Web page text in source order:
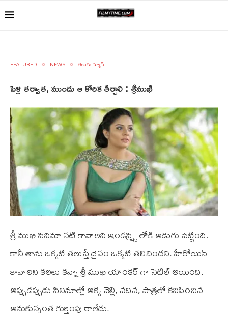
FEATURED NEWS తెలుగు న్యూస్
పెళ్లి తర్వాత, ముందు ఆ కోరిక తీర్చాలి : శ్రీముఖి
శ్రీ ముఖి సినిమా నటి కావాలని ఇండస్ష్ట్రి లోకి అడుగు పెట్టింది.
కానీ తాను ఒక్కటి తలుస్తే దైవం ఒక్కటి తలిచిందని. హీరోయిన్
కావాలని కలలు కన్నా శ్రీ ముఖి యాంకర్ గా సెటిల్ అయింది.
అప్పుడప్పుడు సినిమాల్లో అక్క చెల్లి, వదిన, పాత్రలో కనిపించిన
అనుకున్నంత గుర్తింపు రాలేదు.